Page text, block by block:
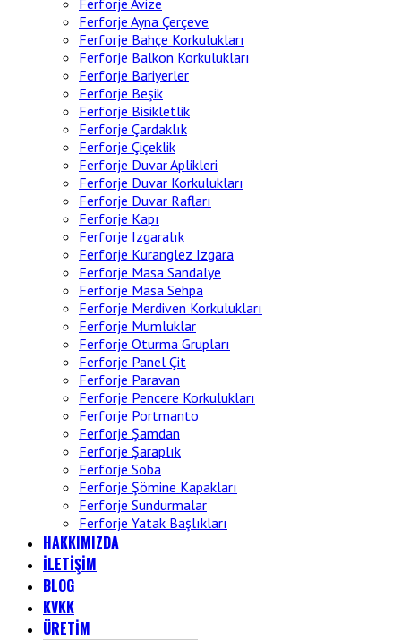
Ferforje Avize
Ferforje Ayna Çerçeve
Ferforje Bahçe Korkulukları
Ferforje Balkon Korkulukları
Ferforje Bariyerler
Ferforje Beşik
Ferforje Bisikletlik
Ferforje Çardaklık
Ferforje Çiçeklik
Ferforje Duvar Aplikleri
Ferforje Duvar Korkulukları
Ferforje Duvar Rafları
Ferforje Kapı
Ferforje Izgaralık
Ferforje Kuranglez Izgara
Ferforje Masa Sandalye
Ferforje Masa Sehpa
Ferforje Merdiven Korkulukları
Ferforje Mumluklar
Ferforje Oturma Grupları
Ferforje Panel Çit
Ferforje Paravan
Ferforje Pencere Korkulukları
Ferforje Portmanto
Ferforje Şamdan
Ferforje Şaraplık
Ferforje Soba
Ferforje Şömine Kapakları
Ferforje Sundurmalar
Ferforje Yatak Başlıkları
HAKKIMIZDA
İLETİŞİM
BLOG
KVKK
ÜRETİM